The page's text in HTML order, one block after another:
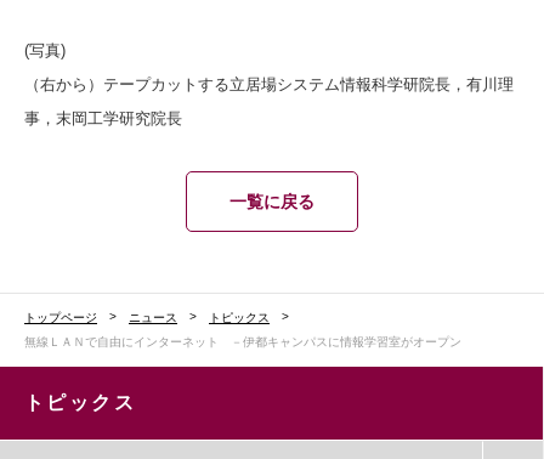
(写真)
（右から）テープカットする立居場システム情報科学研院長，有川理
事，末岡工学研究院長
一覧に戻る
トップページ ニュース
トピックス
無線ＬＡＮで自由にインターネット －伊都キャンパスに情報学習室がオープン
トピックス